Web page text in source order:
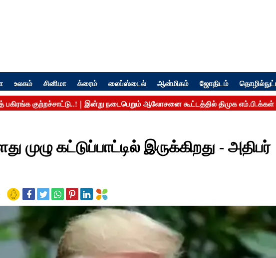
உலகம் சினிமா க்ரைம் லைப்ஸ்டைல் ஆன்மிகம் ஜோதிடம்
முழு கட்டுப்பாட்டில் இருக்கிறது - அதிபர்